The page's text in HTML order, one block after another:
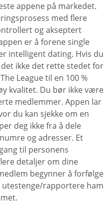
appene på markedet.
med flere
og akseptert
er å forene single
intelligent dating. Hvis du
ikke det rette stedet for
League til en 100 %
kvalitet. Du bør ikke være
medlemmer. Appen lar
du kan sjekke om en
deg ikke fra å dele
og adresser. Et
til personens
detaljer om dine
begynner å forfølge
rapportere ham